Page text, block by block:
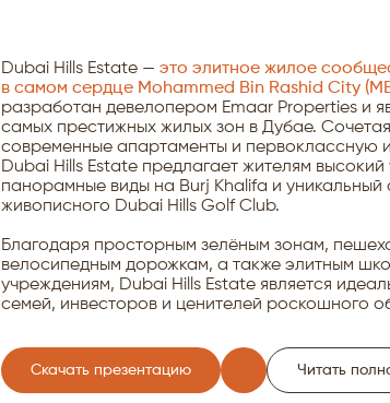
Dubai Hills Estate — это элитное жилое
в самом сердце Mohammed Bin Rashid City
разработан девелопером Emaar Properties и
самых престижных жилых зон в Дубае.
современные апартаменты и первоклассную
Dubai Hills Estate предлагает жителям
панорамные виды на Burj Khalifa и уникальный
живописного Dubai Hills Golf Club.
Благодаря просторным зелёным зонам,
велосипедным дорожкам, а также элитным
учреждениям, Dubai Hills Estate является
семей, инвесторов и ценителей роскошного
Скачать презентацию Читать